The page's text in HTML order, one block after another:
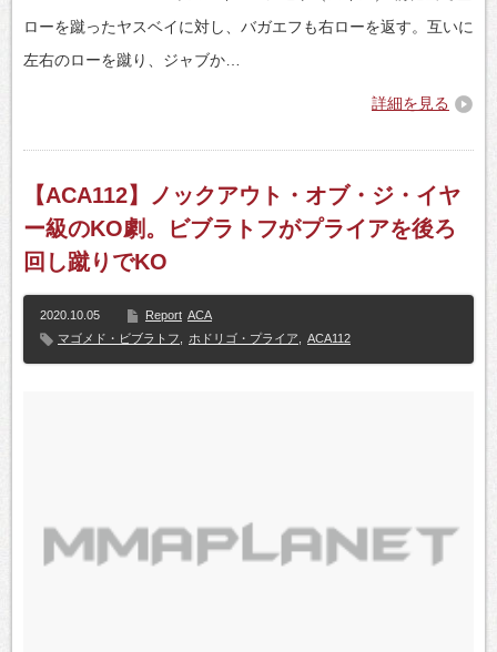
ローを蹴ったヤスベイに対し、バガエフも右ローを返す。互いに
左右のローを蹴り、ジャブか…
詳細を見る
【ACA112】ノックアウト・オブ・ジ・イヤ
ー級のKO劇。ビブラトフがプライアを後ろ
回し蹴りでKO
2020.10.05 Report ACA
マゴメド・ビブラトフ
ホドリゴ・プライア ACA112